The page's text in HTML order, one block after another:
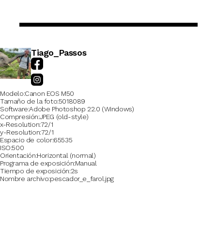
Tiago_Passos
Modelo Canon EOS M50
Tamaño de la foto5018089
Software Adobe Photoshop 22.0 (Windows)
Compresión JPEG (old-style)
x-Resolution72/1
y-Resolution72/1
Espacio de color65535
ISO 500
Orientación Horizontal (normal)
Programa de exposiciónManual
Tiempo de exposición 2s
Nombre archivo pescador_e_farol.jpg